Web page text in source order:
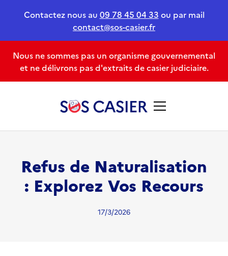
Contactez nous au 09 78 45 04 33 ou par mail
contact@sos-casier.fr
Nous ne sommes pas un organisme gouvernemental
et ne délivrons pas d'extraits de casier judiciaire.
Refus de Naturalisation
: Explorez Vos Recours
17/3/2026